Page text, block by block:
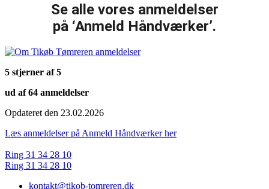
Se alle vores anmeldelser
på ‘Anmeld Håndværker’.
5 stjerner af 5
ud af 64 anmeldelser
Opdateret den 23.02.2026
Læs anmeldelser på Anmeld Håndværker her
Ring 31 34 28 10
Ring 31 34 28 10
kontakt@tikob-tomreren.dk